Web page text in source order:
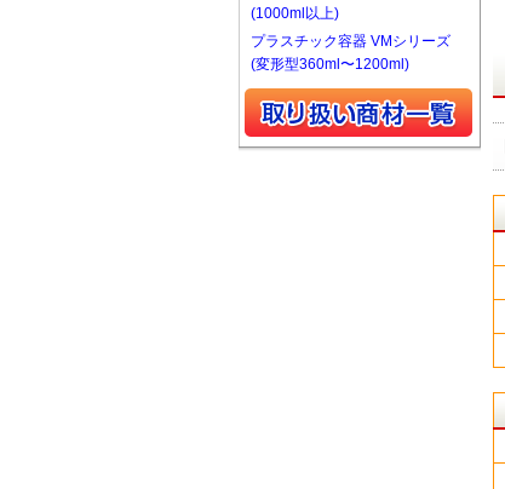
(1000ml以上)
プラスチック容器 VMシリーズ
(変形型360ml〜1200ml)